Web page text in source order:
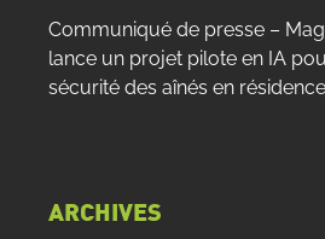
Communiqué de presse –
lance un projet pilote en IA
sécurité des aînés en résidence
ARCHIVES